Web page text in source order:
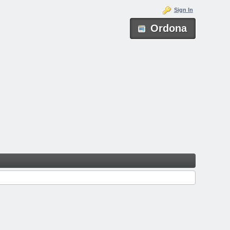
Ordona
Sign In